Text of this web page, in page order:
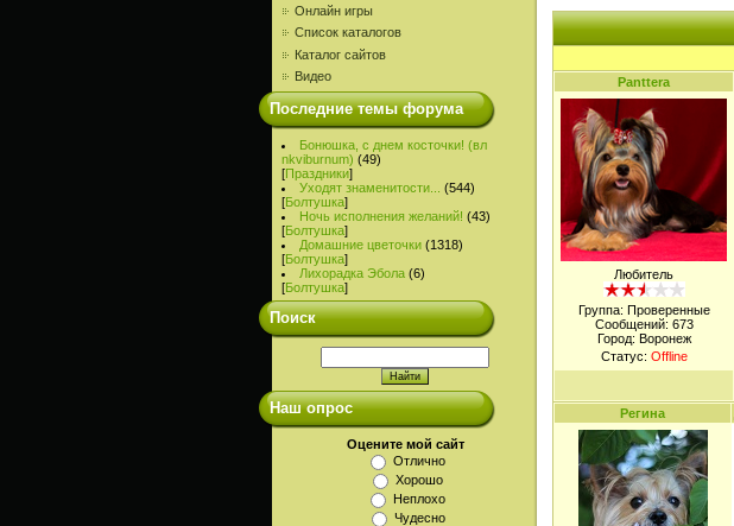
Онлайн игры
Список каталогов
Каталог сайтов
Видео
Последние темы форума
Бонюшка, с днем косточки! (вл
nkviburnum) (49)
[Праздники]
Уходят знаменитости...
(544)
[Болтушка]
Ночь исполнения желаний! (43)
[Болтушка]
Домашние цветочки (1318)
[Болтушка]
Лихорадка Эбола (6)
[Болтушка]
Поиск
Наш опрос
Оцените мой сайт
Отлично
Хорошо
Неплохо
Чудесно
Panttera
Любитель
Группа: Проверенные
Сообщений: 673
Город: Воронеж
Статус: Offline
Регина